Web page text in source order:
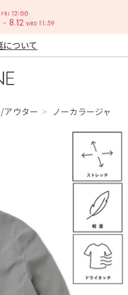
について
アウター ノーカラージャケ